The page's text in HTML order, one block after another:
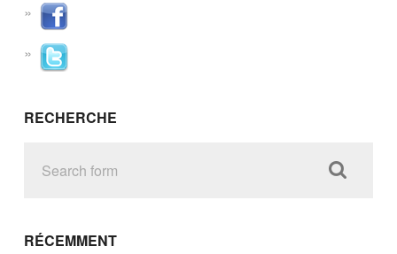
RECHERCHE
RÉCEMMENT